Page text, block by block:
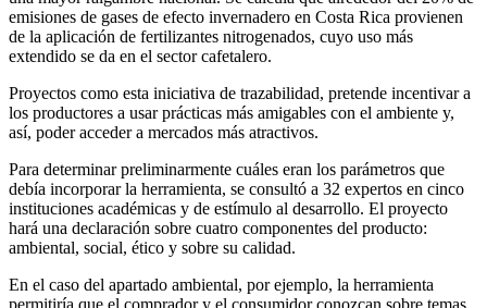
emisiones de gases de efecto invernadero en Costa Rica provienen
de la aplicación de fertilizantes nitrogenados, cuyo uso más
extendido se da en el sector cafetalero.
Proyectos como esta iniciativa de trazabilidad, pretende incentivar a
los productores a usar prácticas más amigables con el ambiente y,
así, poder acceder a mercados más atractivos.
Para determinar preliminarmente cuáles eran los parámetros que
debía incorporar la herramienta, se consultó a 32 expertos en cinco
instituciones académicas y de estímulo al desarrollo. El proyecto
hará una declaración sobre cuatro componentes del producto:
ambiental, social, ético y sobre su calidad.
En el caso del apartado ambiental, por ejemplo, la herramienta
permitiría que el comprador y el consumidor conozcan sobre temas